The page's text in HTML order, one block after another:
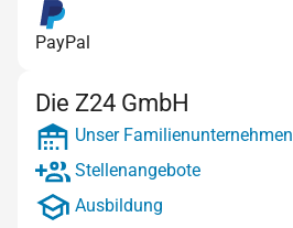
PayPal
Die Z24 GmbH
Unser Familienunternehmen
Stellenangebote
Ausbildung